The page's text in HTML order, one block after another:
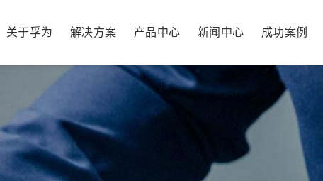
关于孚为 解决方案 产品中心 新闻中心 成功案例